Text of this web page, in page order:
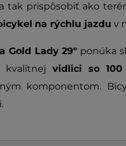
tak prispôsobiť ako
na rýchlu jazdu v
Gold Lady 29" ponúka
kvalitnej vidlici so
komponentom.